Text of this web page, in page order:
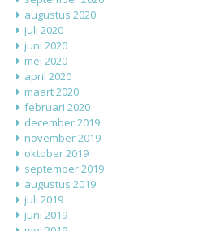
augustus 2020
juli 2020
juni 2020
mei 2020
april 2020
maart 2020
februari 2020
december 2019
november 2019
oktober 2019
september 2019
augustus 2019
juli 2019
juni 2019